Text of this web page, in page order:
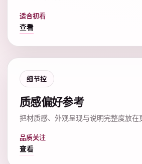
适合初看
查看
细节控
质感偏好参考
把材质感、外观呈现与说明完整度放在
品质关注
查看